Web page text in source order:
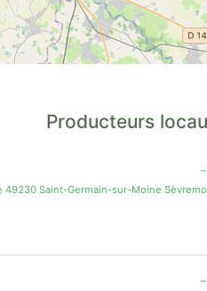
Producteurs
49230 Saint-Germain-sur-Moine